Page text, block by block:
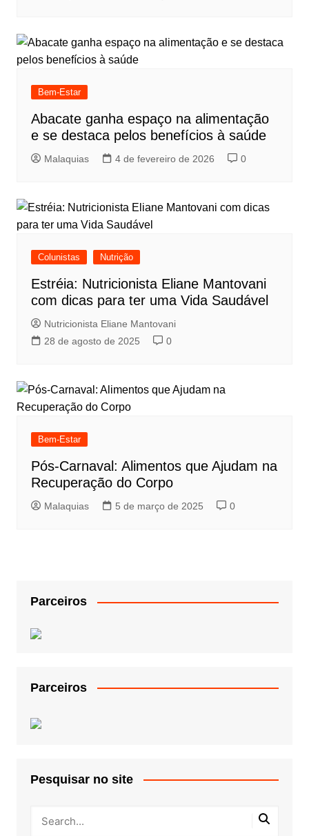
Bem-Estar
Abacate ganha espaço na alimentação
e se destaca pelos benefícios à saúde
Malaquias 4 de fevereiro de 2026 0
Colunistas Nutrição
Estréia: Nutricionista Eliane Mantovani
com dicas para ter uma Vida Saudável
Nutricionista Eliane Mantovani
28 de agosto de 2025
0
Bem-Estar
Pós-Carnaval: Alimentos que Ajudam na
Recuperação do Corpo
Malaquias 5 de março de 2025 0
Parceiros
Parceiros
Pesquisar no site